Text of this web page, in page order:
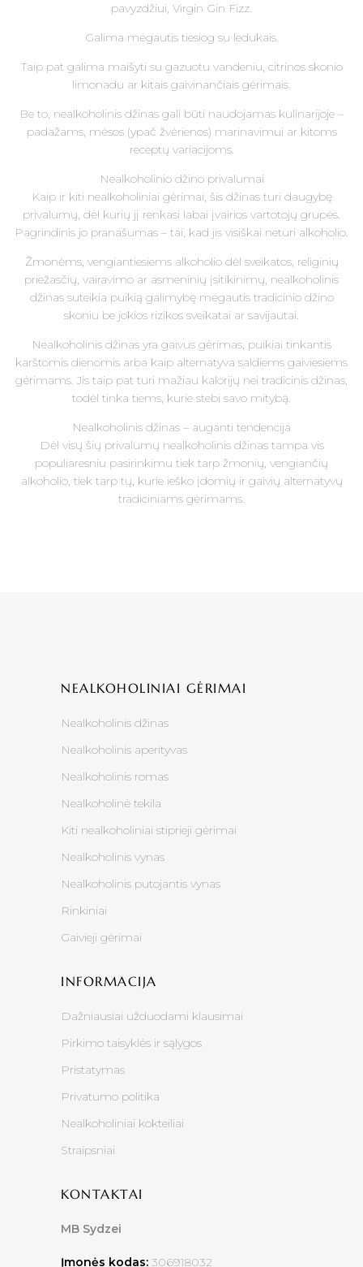
pavyzdžiui, Virgin Gin Fizz.
Galima mėgautis tiesiog su ledukais.
Taip pat galima maišyti su gazuotu vandeniu, citrinos skonio
limonadu ar kitais gaivinančiais gėrimais.
Be to, nealkoholinis džinas gali būti naudojamas kulinarijoje –
padažams, mėsos (ypač žvėrienos) marinavimui ar kitoms
receptų variacijoms.
Nealkoholinio džino privalumai
Kaip ir kiti nealkoholiniai gėrimai, šis džinas turi daugybę
privalumų, dėl kurių jį renkasi labai įvairios vartotojų grupės.
Pagrindinis jo pranašumas – tai, kad jis visiškai neturi alkoholio.
Žmonėms, vengiantiesiems alkoholio dėl sveikatos, religinių
priežasčių, vairavimo ar asmeninių įsitikinimų, nealkoholinis
džinas suteikia puikią galimybę mėgautis tradicinio džino
skoniu be jokios rizikos sveikatai ar savijautai.
Nealkoholinis džinas yra gaivus gėrimas, puikiai tinkantis
karštomis dienomis arba kaip alternatyva saldiems gaiviesiems
gėrimams. Jis taip pat turi mažiau kalorijų nei tradicinis džinas,
todėl tinka tiems, kurie stebi savo mitybą.
Nealkoholinis džinas – auganti tendencija
Dėl visų šių privalumų nealkoholinis džinas tampa vis
populiaresniu pasirinkimu tiek tarp žmonių, vengiančių
alkoholio, tiek tarp tų, kurie ieško įdomių ir gaivių alternatyvų
tradiciniams gėrimams.
NEALKOHOLINIAI GĖRIMAI
Nealkoholinis džinas
Nealkoholinis aperityvas
Nealkoholinis romas
Nealkoholinė tekila
Kiti nealkoholiniai stiprieji gėrimai
Nealkoholinis vynas
Nealkoholinis putojantis vynas
Rinkiniai
Gaivieji gėrimai
INFORMACIJA
Dažniausiai užduodami klausimai
Pirkimo taisyklės ir sąlygos
Pristatymas
Privatumo politika
Nealkoholiniai kokteiliai
Straipsniai
KONTAKTAI
MB Sydzei
Įmonės kodas: 306918032